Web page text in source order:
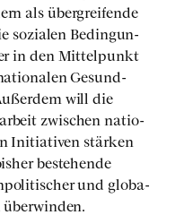
als über­grei­fen­de
sozia­len Bedin­gun­
in den Mit­tel­punkt
Gesund­
will die
zwi­schen natio­
Initia­ti­ven stär­ken
bestehen­de
und glo­ba­